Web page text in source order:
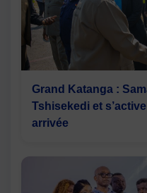
Grand Katanga :
Tshisekedi et
arrivée